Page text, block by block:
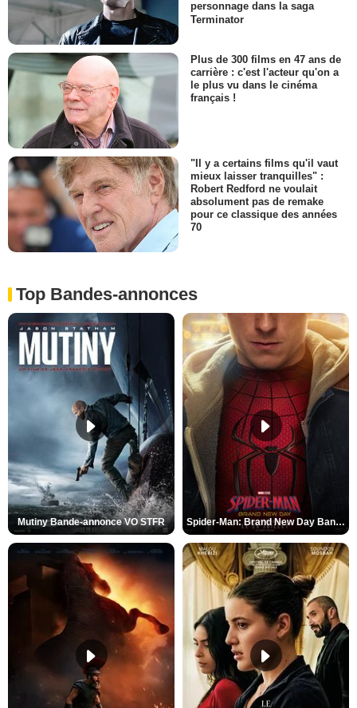
personnage dans la saga
Terminator
Plus de 300 films en 47 ans de
carrière : c'est l'acteur qu'on a
le plus vu dans le cinéma
français !
"Il y a certains films qu'il vaut
mieux laisser tranquilles" :
Robert Redford ne voulait
absolument pas de remake
pour ce classique des années
70
Top Bandes-annonces
Mutiny Bande-annonce VO STFR Spider-Man: Brand New Day Bande-annonce VO STFR